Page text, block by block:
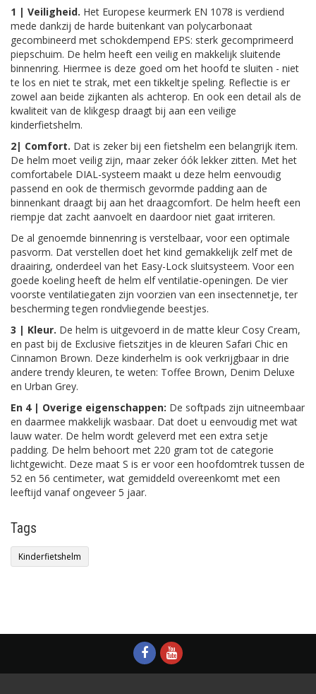
1 | Veiligheid. Het Europese keurmerk EN 1078 is verdiend
mede dankzij de harde buitenkant van polycarbonaat
gecombineerd met schokdempend EPS: sterk gecomprimeerd
piepschuim. De helm heeft een veilig en makkelijk sluitende
binnenring. Hiermee is deze goed om het hoofd te sluiten - niet
te los en niet te strak, met een tikkeltje speling. Reflectie is er
zowel aan beide zijkanten als achterop. En ook een detail als de
kwaliteit van de klikgesp draagt bij aan een veilige
kinderfietshelm.
2| Comfort. Dat is zeker bij een fietshelm een belangrijk item.
De helm moet veilig zijn, maar zeker óók lekker zitten. Met het
comfortabele DIAL-systeem maakt u deze helm eenvoudig
passend en ook de thermisch gevormde padding aan de
binnenkant draagt bij aan het draagcomfort. De helm heeft een
riempje dat zacht aanvoelt en daardoor niet gaat irriteren.
De al genoemde binnenring is verstelbaar, voor een optimale
pasvorm. Dat verstellen doet het kind gemakkelijk zelf met de
draairing, onderdeel van het Easy-Lock sluitsysteem. Voor een
goede koeling heeft de helm elf ventilatie-openingen. De vier
voorste ventilatiegaten zijn voorzien van een insectennetje, ter
bescherming tegen rondvliegende beestjes.
3 | Kleur. De helm is uitgevoerd in de matte kleur Cosy Cream,
en past bij de Exclusive fietszitjes in de kleuren Safari Chic en
Cinnamon Brown. Deze kinderhelm is ook verkrijgbaar in drie
andere trendy kleuren, te weten: Toffee Brown, Denim Deluxe
en Urban Grey.
En 4 | Overige eigenschappen: De softpads zijn uitneembaar
en daarmee makkelijk wasbaar. Dat doet u eenvoudig met wat
lauw water. De helm wordt geleverd met een extra setje
padding. De helm behoort met 220 gram tot de categorie
lichtgewicht. Deze maat S is er voor een hoofdomtrek tussen de
52 en 56 centimeter, wat gemiddeld overeenkomt met een
leeftijd vanaf ongeveer 5 jaar.
Tags
Kinderfietshelm